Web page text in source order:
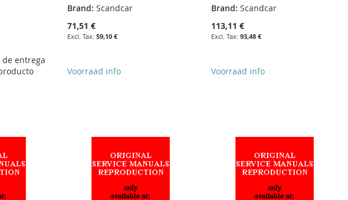
entrega
Brand: Scandcar
71,51 €
59,10 €
Voorraad info
Brand: Scandcar
113,11 €
93,48 €
Voorraad info